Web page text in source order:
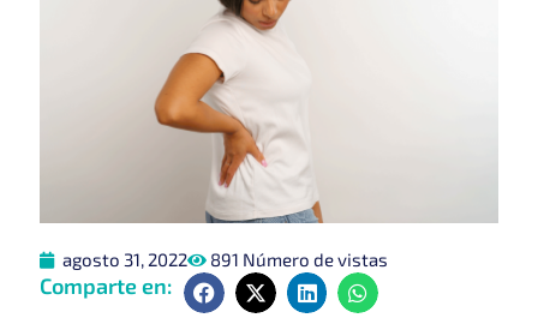
agosto 31, 2022 891 Número de vistas
Comparte en: